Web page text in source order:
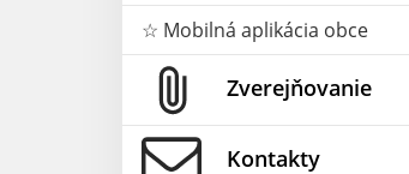
☆ Mobilná aplikácia obce
Zverejňovanie
Kontakty